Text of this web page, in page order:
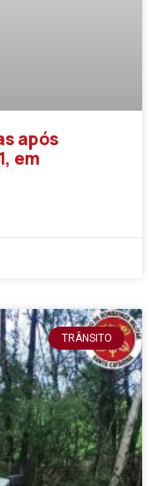
após
em
TRÂNSITO